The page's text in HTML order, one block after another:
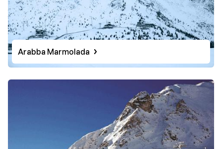
Arabba Marmolada